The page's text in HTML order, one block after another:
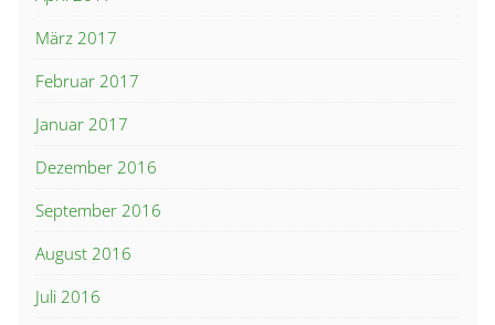
März 2017
Februar 2017
Januar 2017
Dezember 2016
September 2016
August 2016
Juli 2016